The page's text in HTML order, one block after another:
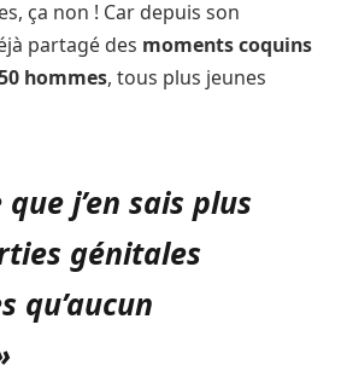
ça non ! Car depuis son
partagé des moments coquins
hommes, tous plus jeunes
que j’en sais plus
génitales
qu’aucun